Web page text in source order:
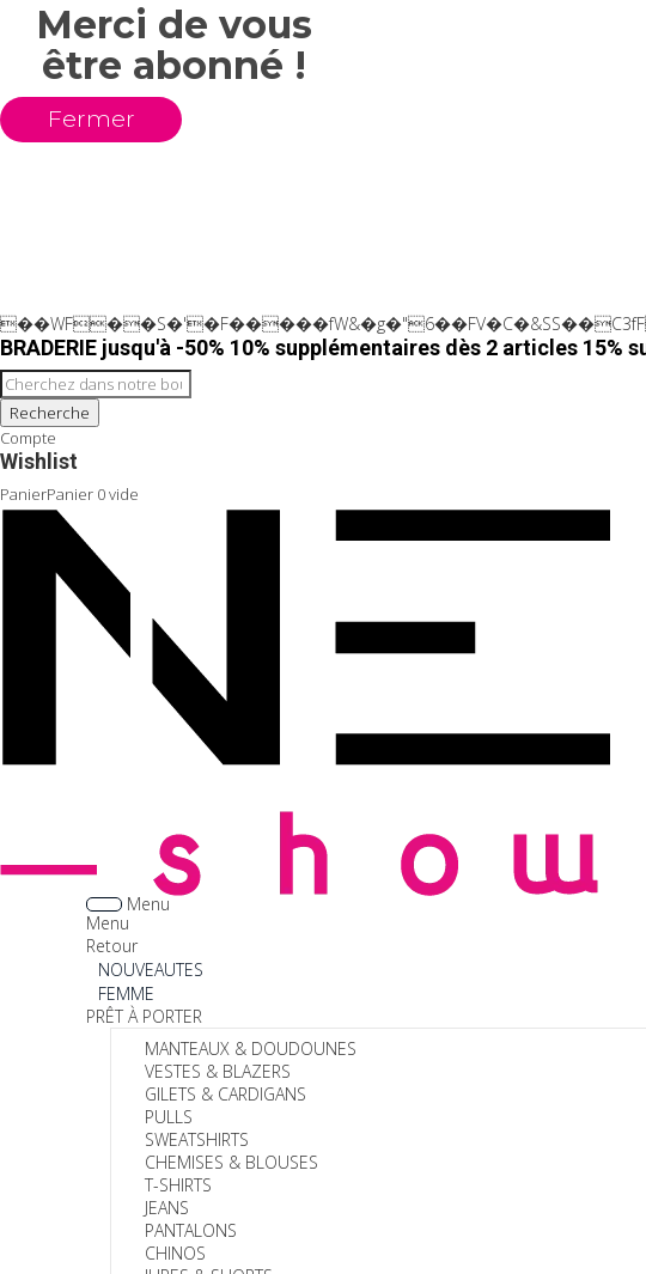
Merci de vous
être abonné !
Fermer
BRADERIE jusqu'à -50% 10% supplémentaires dès 2 articles 15%
Recherche
Compte
Wishlist
PanierPanier 0vide
Menu
Menu
Retour
NOUVEAUTES
FEMME
PRÊT À PORTER
MANTEAUX & DOUDOUNES
VESTES & BLAZERS
GILETS & CARDIGANS
PULLS
SWEATSHIRTS
CHEMISES & BLOUSES
T-SHIRTS
JEANS
PANTALONS
CHINOS